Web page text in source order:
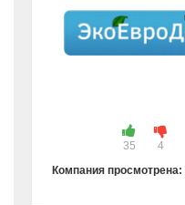
35
4
Компания просмотрена: